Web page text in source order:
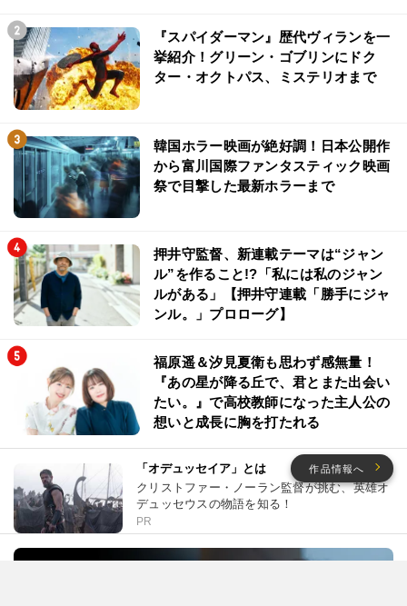
作品情報へ
『スパイダーマン』歴代ヴィランを一
挙紹介！グリーン・ゴブリンにドク
ター・オクトパス、ミステリオまで
韓国ホラー映画が絶好調！日本公開作
から富川国際ファンタスティック映画
祭で目撃した最新ホラーまで
押井守監督、新連載テーマは“ジャン
ル”を作ること!?「私には私のジャン
ルがある」【押井守連載「勝手にジャ
ンル。」プロローグ】
福原遥＆汐見夏衛も思わず感無量！
『あの星が降る丘で、君とまた出会い
たい。』で高校教師になった主人公の
想いと成長に胸を打たれる
「オデュッセイア」とは
クリストファー・ノーラン監督が挑む、英雄オ
デュッセウスの物語を知る！
PR